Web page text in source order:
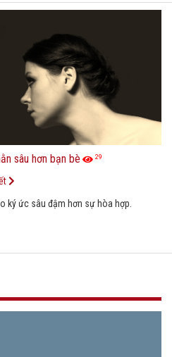
sâu hơn bạn bè 29
ký ức sâu đậm hơn sự hòa hợp.